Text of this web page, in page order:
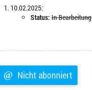
10.02.2025:
Status: In Bearbeitung
@ Nicht abonniert